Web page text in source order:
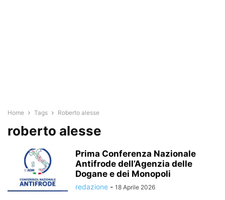
Home Tags Roberto alesse
roberto alesse
Prima Conferenza Nazionale
Antifrode dell’Agenzia delle
Dogane e dei Monopoli
redazione - 18 Aprile 2026